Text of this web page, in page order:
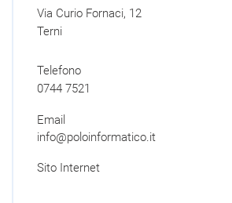
Via Curio Fornaci, 12
Terni
Telefono
0744 7521
Email
info@poloinformatico.it
Sito Internet